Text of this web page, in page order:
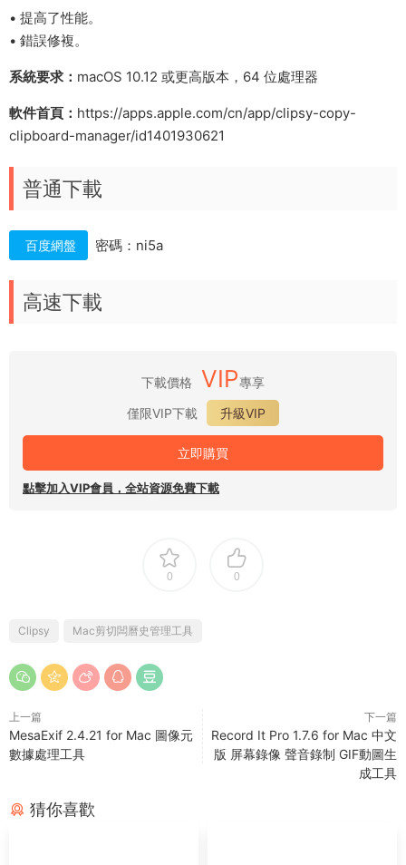
• 提高了性能。
• 錯誤修複。
系統要求： macOS 10.12 或更高版本，64 位處理器
軟件首頁： https://apps.apple.com/cn/app/clipsy-copy-
clipboard-manager/id1401930621
普通下載
百度網盤 密碼：ni5a
高速下載
下載價格 VIP專享
僅限VIP下載
升級VIP
立即購買
點擊加入VIP會員，全站資源免費下載
0 0
Clipsy Mac剪切闆曆史管理工具
上一篇
MesaExif 2.4.21 for Mac 圖像元
數據處理工具
下一篇
Record It Pro 1.7.6 for Mac 中文
版 屏幕錄像 聲音錄制 GIF動圖生
成工具
猜你喜歡